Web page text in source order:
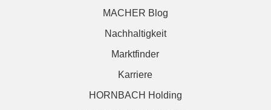
MACHER Blog
Nachhaltigkeit
Marktfinder
Karriere
HORNBACH Holding